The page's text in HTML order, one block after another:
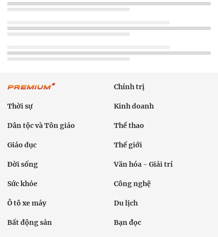
Chính trị
Thời sự Kinh doanh
Dân tộc và Tôn giáo Thể thao
Giáo dục Thế giới
Đời sống Văn hóa - Giải trí
Sức khỏe Công nghệ
Ô tô xe máy Du lịch
Bất động sản Bạn đọc